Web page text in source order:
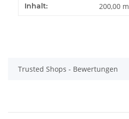
Produkteigenschaft
Wert
Inhalt: 200,00 m
Trusted Shops - Bewertungen